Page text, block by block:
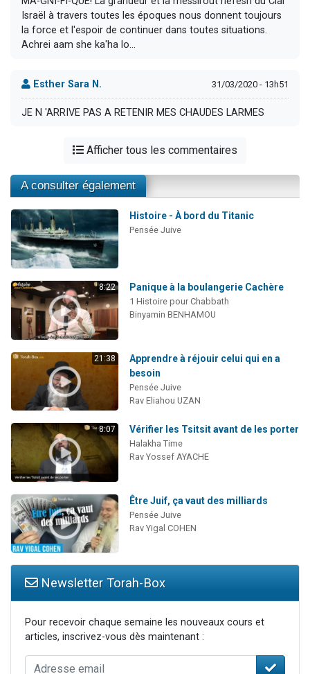
Israël à travers toutes les époques nous donnent toujours
la force et l'espoir de continuer dans toutes situations.
Achrei aam she ka'ha lo...
Esther Sara N. 31/03/2020 - 13h51
JE N 'ARRIVE PAS A RETENIR MES CHAUDES LARMES
Afficher tous les commentaires
A consulter également
Histoire - À bord du Titanic
Pensée Juive
8:22 Panique à la boulangerie Cachère
1 Histoire pour Chabbath
Binyamin BENHAMOU
21:38
Apprendre à réjouir celui qui en a
besoin
Pensée Juive
Rav Eliahou UZAN
8:07 Vérifier les Tsitsit avant de les porter
Halakha Time
Rav Yossef AYACHE
Être Juif, ça vaut des milliards
Pensée Juive
Rav Yigal COHEN
Newsletter Torah-Box
Pour recevoir chaque semaine les nouveaux cours et
articles, inscrivez-vous dès maintenant :